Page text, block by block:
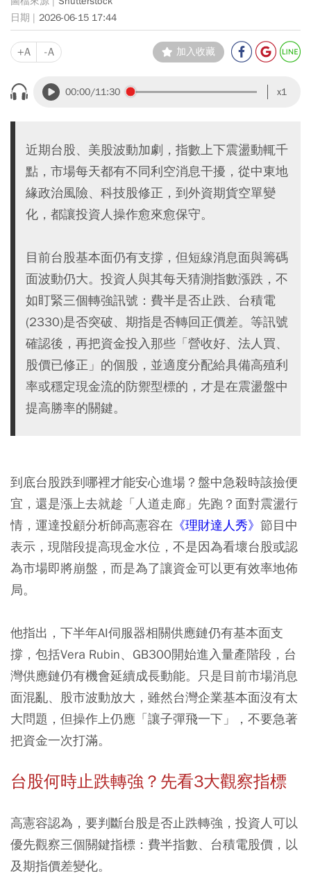
2026-06-15 17:44
+A -A 加入收藏
00:00/11:30 x1
近期台股、美股波動加劇，指數上下震盪動輒千
點，市場每天都有不同利空消息干擾，從中東地
緣政治風險、科技股修正，到外資期貨空單變
化，都讓投資人操作愈來愈保守。
目前台股基本面仍有支撐，但短線消息面與籌碼
面波動仍大。投資人與其每天猜測指數漲跌，不
如盯緊三個轉強訊號：費半是否止跌、台積電
(2330)是否突破、期指是否轉回正價差。等訊號
確認後，再把資金投入那些「營收好、法人買、
股價已修正」的個股，並適度分配給具備高殖利
率或穩定現金流的防禦型標的，才是在震盪盤中
提高勝率的關鍵。
到底台股跌到哪裡才能安心進場？盤中急殺時該撿便
宜，還是漲上去就趁「人道走廊」先跑？面對震盪行
情，運達投顧分析師高憲容在 《理財達人秀》 節目中
表示，現階段提高現金水位，不是因為看壞台股或認
為市場即將崩盤，而是為了讓資金可以更有效率地佈
局。
他指出，下半年AI伺服器相關供應鏈仍有基本面支
撐，包括Vera Rubin、GB300開始進入量產階段，台
灣供應鏈仍有機會延續成長動能。只是目前市場消息
面混亂、股市波動放大，雖然台灣企業基本面沒有太
大問題，但操作上仍應「讓子彈飛一下」，不要急著
把資金一次打滿。
台股何時止跌轉強？先看3大觀察指標
高憲容認為，要判斷台股是否止跌轉強，投資人可以
優先觀察三個關鍵指標：費半指數、台積電股價，以
及期指價差變化。